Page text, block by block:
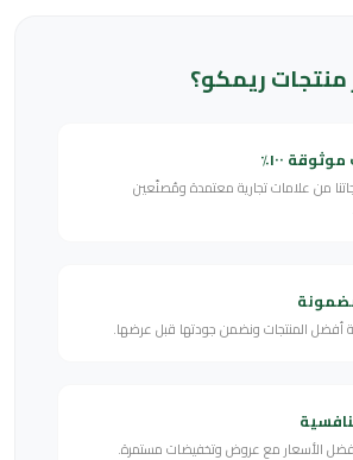
منتجات ريمكو؟
١٠٠٪
من علامات تجارية معتمدة ومُصنّعين
أفضل المنتجات ونضمن جودتها قبل عرضها.
الأسعار مع عروض وتخفيضات مستمرة.